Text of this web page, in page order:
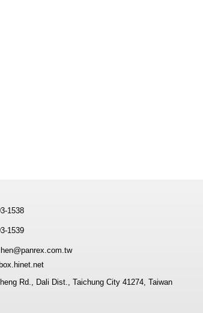
1538
1539
Rd., Dali Dist., Taichung City 41274, Taiwan